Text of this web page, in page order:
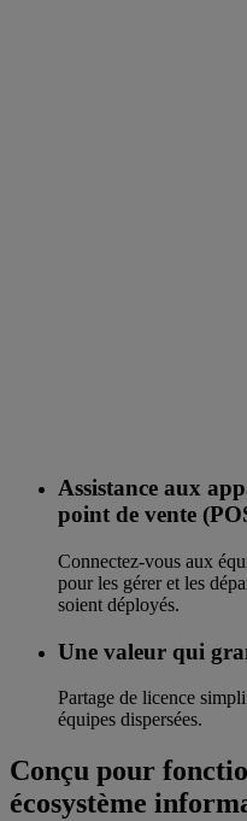
Assistance aux
point de vente
Connectez-vous aux
pour les gérer et les
soient déployés.
Une valeur qui
Partage de licence
équipes dispersées.
Conçu pour
écosystème